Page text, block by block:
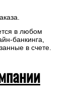
в любом
банкинга,
в счете.